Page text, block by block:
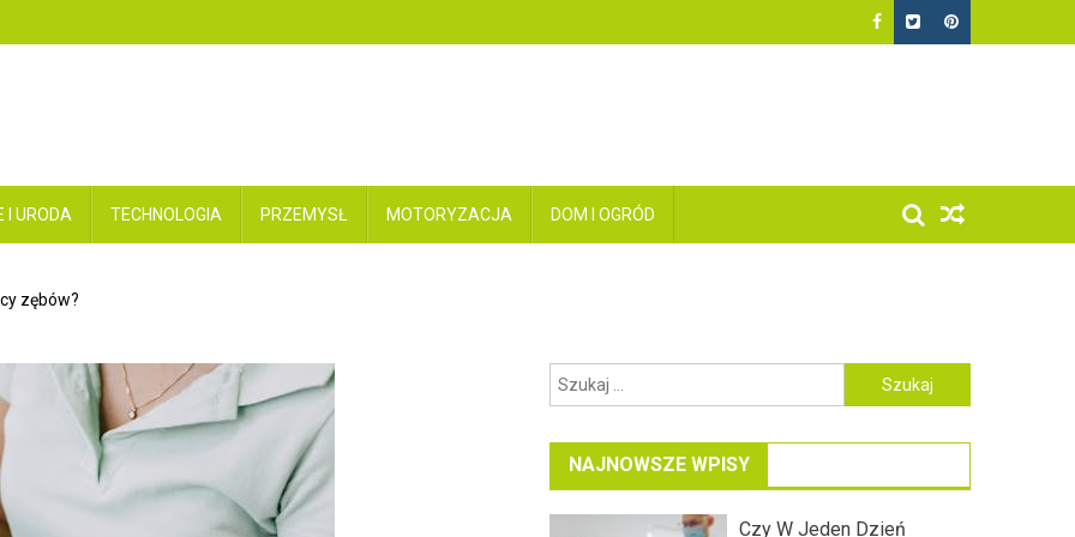
I URODA TECHNOLOGIA PRZEMYSŁ MOTORYZACJA DOM I OGRÓD
zębów?
Szukaj:
NAJNOWSZE WPISY
Czy W Jeden Dzień